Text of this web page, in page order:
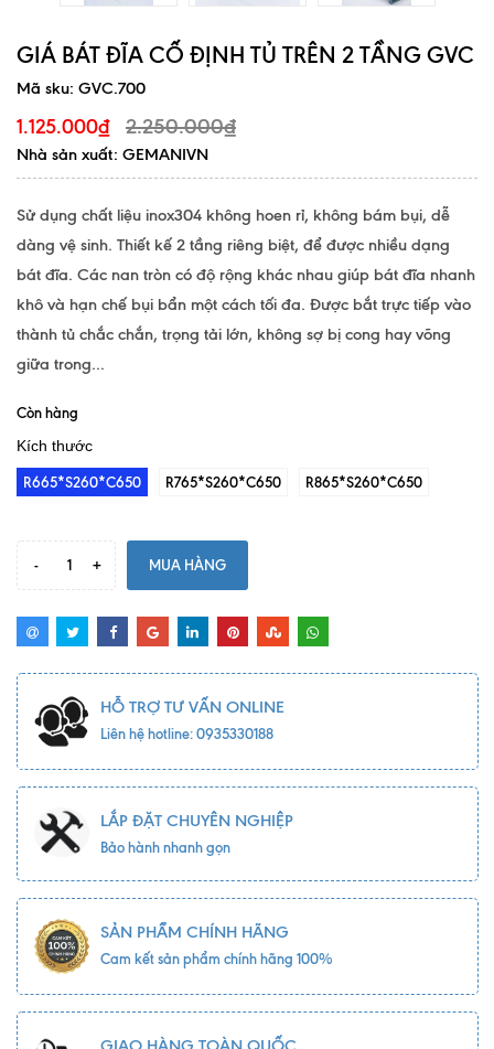
GIÁ BÁT ĐĨA CỐ ĐỊNH TỦ TRÊN 2 TẦNG GVC
Mã sku: GVC.700
1.125.000₫ 2.250.000₫
Nhà sản xuất: GEMANIVN
Sử dụng chất liệu inox304 không hoen rỉ, không bám bụi, dễ
dàng vệ sinh. Thiết kế 2 tầng riêng biệt, để được nhiều dạng
bát đĩa. Các nan tròn có độ rộng khác nhau giúp bát đĩa nhanh
khô và hạn chế bụi bẩn một cách tối đa. Được bắt trực tiếp vào
thành tủ chắc chắn, trọng tải lớn, không sợ bị cong hay võng
giữa trong...
Còn hàng
Kích thước
R665*S260*C650 R765*S260*C650 R865*S260*C650
- + MUA HÀNG
HỖ TRỢ TƯ VẤN ONLINE
Liên hệ hotline: 0935330188
LẮP ĐẶT CHUYÊN NGHIỆP
Bảo hành nhanh gọn
SẢN PHẨM CHÍNH HÃNG
Cam kết sản phẩm chính hãng 100%